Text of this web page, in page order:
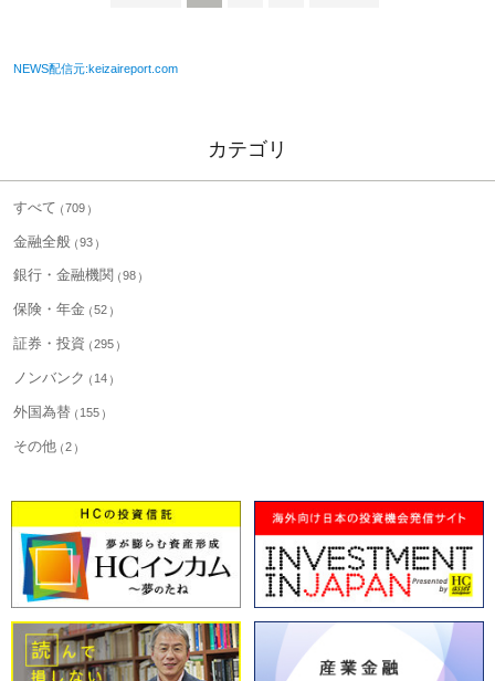
NEWS配信元:keizaireport.com
カテゴリ
すべて 709
金融全般 93
銀行・金融機関 98
保険・年金 52
証券・投資 295
ノンバンク 14
外国為替 155
その他 2